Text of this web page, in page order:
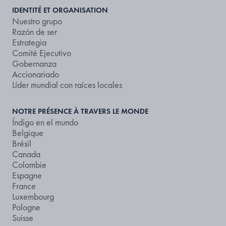
IDENTITÉ ET ORGANISATION
Nuestro grupo
Razón de ser
Estrategia
Comité Ejecutivo
Gobernanza
Accionariado
Líder mundial con raíces locales
NOTRE PRÉSENCE À TRAVERS LE MONDE
Índigo en el mundo
Belgique
Brésil
Canada
Colombie
Espagne
France
Luxembourg
Pologne
Suisse